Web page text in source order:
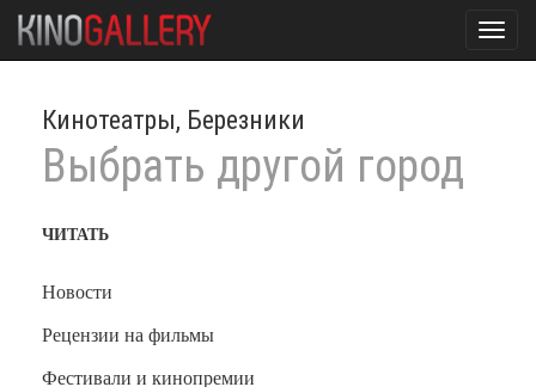
Кинотеатры, Березники
Выбрать другой город
ЧИТАТЬ
Новости
Рецензии на фильмы
Фестивали и кинопремии